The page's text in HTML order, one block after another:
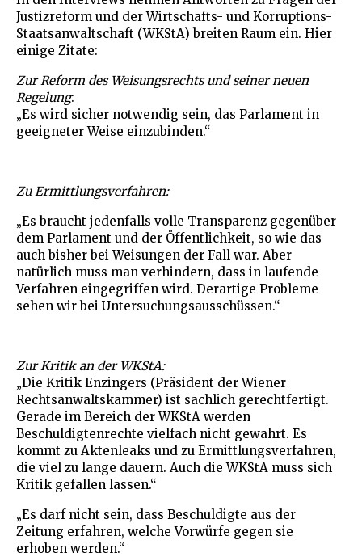
Justizreform und der Wirtschafts- und Korruptions-
Staatsanwaltschaft (WKStA) breiten Raum ein. Hier
einige Zitate:
Zur Reform des Weisungsrechts und seiner neuen
Regelung:
„Es wird sicher notwendig sein, das Parlament in
geeigneter Weise einzubinden.“
Zu Ermittlungsverfahren:
„Es braucht jedenfalls volle Transparenz gegenüber
dem Parlament und der Öffentlichkeit, so wie das
auch bisher bei Weisungen der Fall war. Aber
natürlich muss man verhindern, dass in laufende
Verfahren eingegriffen wird. Derartige Probleme
sehen wir bei Untersuchungsausschüssen.“
Zur Kritik an der WKStA:
„Die Kritik Enzingers (Präsident der Wiener
Rechtsanwaltskammer) ist sachlich gerechtfertigt.
Gerade im Bereich der WKStA werden
Beschuldigtenrechte vielfach nicht gewahrt. Es
kommt zu Aktenleaks und zu Ermittlungsverfahren,
die viel zu lange dauern. Auch die WKStA muss sich
Kritik gefallen lassen.“
„Es darf nicht sein, dass Beschuldigte aus der
Zeitung erfahren, welche Vorwürfe gegen sie
erhoben werden.“